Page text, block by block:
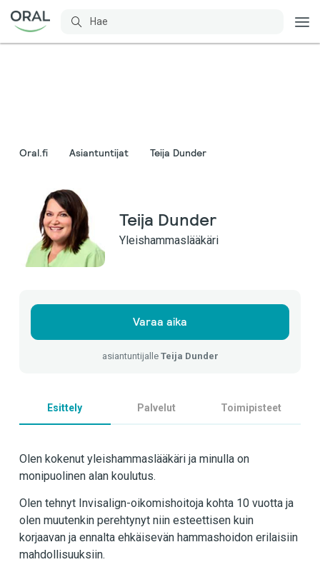
Oral.fi Asiantuntijat Teija Dunder
Teija Dunder
Yleishammaslääkäri
Varaa aika
asiantuntijalle Teija Dunder
Esittely Palvelut Toimipisteet
Olen kokenut yleishammaslääkäri ja minulla on
monipuolinen alan koulutus.
Olen tehnyt Invisalign-oikomishoitoja kohta 10 vuotta ja
olen muutenkin perehtynyt niin esteettisen kuin
korjaavan ja ennalta ehkäisevän hammashoidon erilaisiin
mahdollisuuksiin.